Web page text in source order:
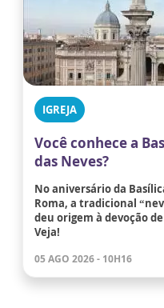
IGREJA
Você conhece a
das Neves?
No aniversário da
Roma, a tradicional
deu origem à devoção
Veja!
05 AGO 2026 - 10H16